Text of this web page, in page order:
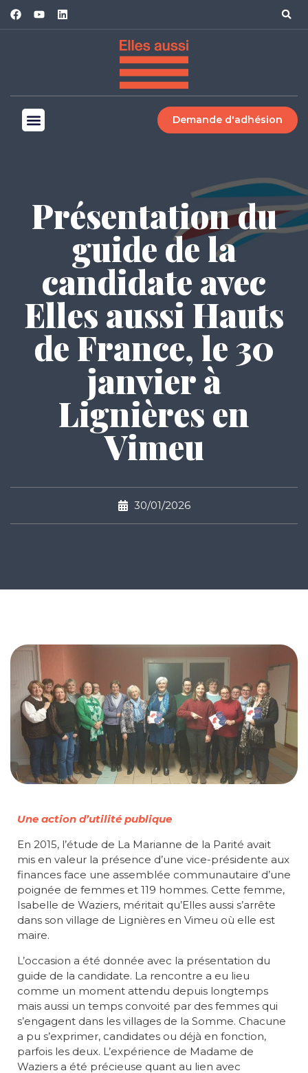
Demande d'adhésion
Présentation du
guide de la
candidate avec
Elles aussi Hauts
de France, le 30
janvier à
Lignières en
Vimeu
30/01/2026
Une action d’utilité publique
En 2015, l’étude de La Marianne de la Parité avait
mis en valeur la présence d’une vice-présidente aux
finances face une assemblée communautaire d’une
poignée de femmes et 119 hommes. Cette femme,
Isabelle de Waziers, méritait qu’Elles aussi s’arrête
dans son village de Lignières en Vimeu où elle est
maire.
L’occasion a été donnée avec la présentation du
guide de la candidate. La rencontre a eu lieu
comme un moment attendu depuis longtemps
mais aussi un temps convoité par des femmes qui
s’engagent dans les villages de la Somme. Chacune
a pu s’exprimer, candidates ou déjà en fonction,
parfois les deux. L’expérience de Madame de
Waziers a été précieuse quant au lien avec